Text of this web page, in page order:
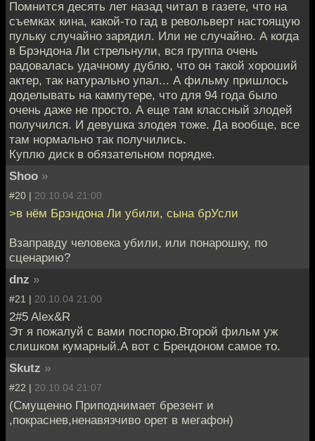
Помнится десять лет назад читал в газете, что на
съемках кина, какой-то гад в револьверт настоящую
пульку случайно зарядил. Или не случайно. А когда
в Брэндона Ли стрельнули, вся группа очень
радовалась удачному дублю, что он такой хороший
актер, так натурально упал... А фильму пришлось
доделывать на кампутере, что для 94 года было
очень даже не просто. А еще там классный злодей
получился. И девушка злодея тоже. Да вообще, все
там нормально так получились.
Куплю диск в обязательном порядке.
Shoo »
#20 | 20.10.04 21:00
>в нём Брэндона Ли убили, сына брУсли
Взаправду человека убили, или понарошку, по
сценарию?
dnz »
#21 | 20.10.04 21:00
2#5 Alex&R
Эт я пожалуй с вами поспорю.Второй фильм уж
слишком кумарный.А вот с Брендоном самое то.
Skutz »
#22 | 20.10.04 21:07
(Смущенно Приподнимает брезент и
,покраснев,ненавязчиво орет в мегафон)